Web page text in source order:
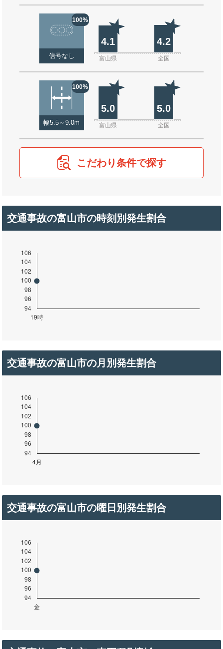
100%
信号なし
4.1 4.2
富山県 全国
100%
幅5.5～9.0m
5.0 5.0
富山県 全国
こだわり条件で探す
交通事故の富山市の時刻別発生割合
交通事故の富山市の月別発生割合
交通事故の富山市の曜日別発生割合